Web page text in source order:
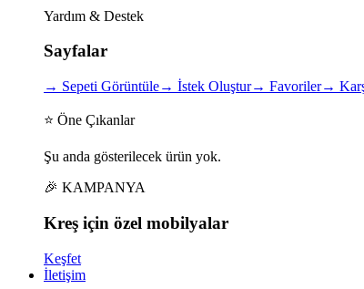
Yardım & Destek
Sayfalar
→ Sepeti Görüntüle→ İstek Oluştur→ Favoriler→
⭐ Öne Çıkanlar
Şu anda gösterilecek ürün yok.
🎉 KAMPANYA
Kreş için özel mobilyalar
Keşfet
İletişim